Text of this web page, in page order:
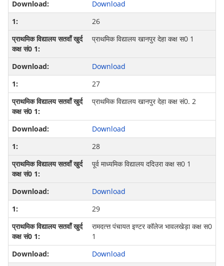
Download
26
प्राथमिक विद्यालय खानपुर देहा कक्ष स0 1
Download
27
प्राथमिक विद्यालय खानपुर देहा कक्ष सं0. 2
Download
28
पूर्व माध्‍यमिक विद्यालय ददिउरा कक्ष स0 1
Download
29
रामदत्‍त्त पंचायत इण्‍टर कॉलेज भावलखेड़ा कक्ष स0
1
Download